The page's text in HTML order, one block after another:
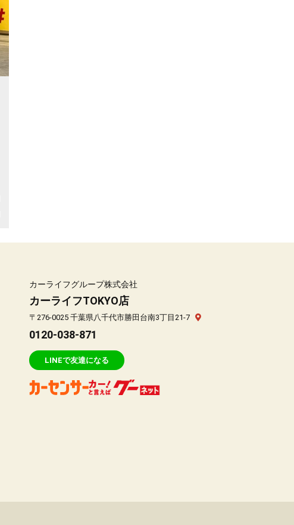
カーライフグループ株式会社
カーライフTOKYO店
〒276-0025 千葉県八千代市勝田台南3丁目21-7
0120-038-871
LINEで友達になる